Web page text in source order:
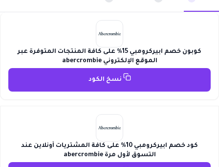
كوبون خصم ابيركرومبي 15% على كافة المنتجات المتوفرة عبر
الموقع الإلكتروني abercrombie
نسخ الكود
كود خصم ابيركرومبي 10% على كافة المشتريات أونلاين عند
التسوق لأول مرة abercrombie